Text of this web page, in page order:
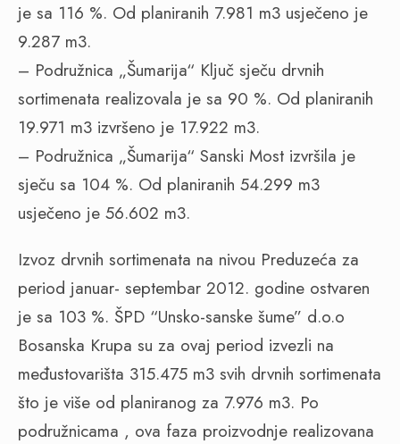
je sa 116 %. Od planiranih 7.981 m3 usječeno je
9.287 m3.
– Podružnica „Šumarija“ Ključ sječu drvnih
sortimenata realizovala je sa 90 %. Od planiranih
19.971 m3 izvršeno je 17.922 m3.
– Podružnica „Šumarija“ Sanski Most izvršila je
sječu sa 104 %. Od planiranih 54.299 m3
usječeno je 56.602 m3.
Izvoz drvnih sortimenata na nivou Preduzeća za
period januar- septembar 2012. godine ostvaren
je sa 103 %. ŠPD “Unsko-sanske šume” d.o.o
Bosanska Krupa su za ovaj period izvezli na
međustovarišta 315.475 m3 svih drvnih sortimenata
što je više od planiranog za 7.976 m3. Po
podružnicama , ova faza proizvodnje realizovana